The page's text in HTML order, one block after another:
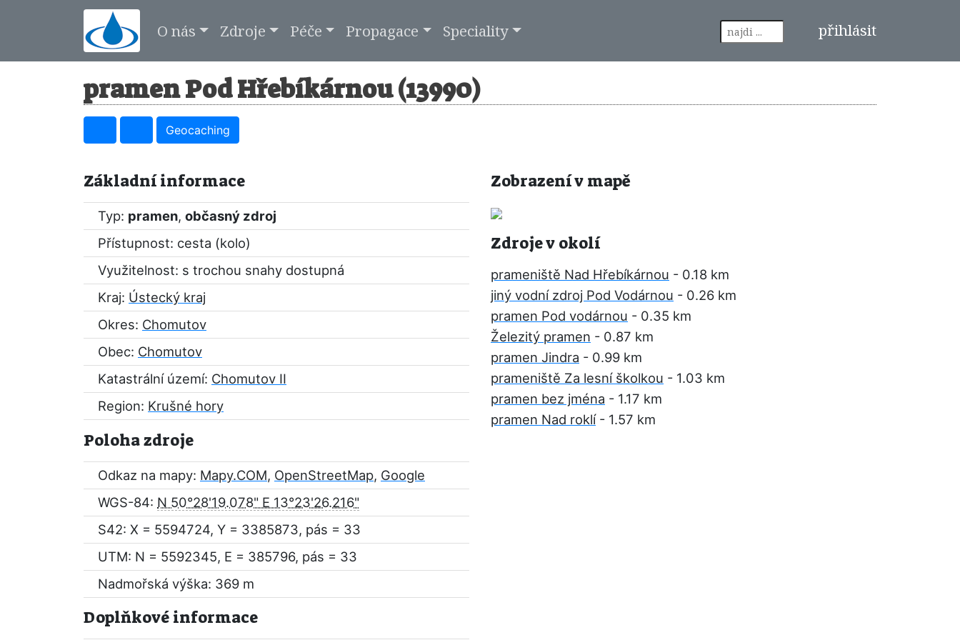
O nás Zdroje Péče Propagace Speciality přihlásit
pramen Pod Hřebíkárnou (13990)
Geocaching
Základní informace
Typ: pramen, občasný zdroj
Přístupnost: cesta (kolo)
Využitelnost: s trochou snahy dostupná
Kraj: Ústecký kraj
Okres: Chomutov
Obec: Chomutov
Katastrální území: Chomutov II
Region: Krušné hory
Poloha zdroje
Odkaz na mapy: Mapy.COM, OpenStreetMap, Google
WGS-84: N 50°28'19.078" E 13°23'26.216"
S42: X = 5594724, Y = 3385873, pás = 33
UTM: N = 5592345, E = 385796, pás = 33
Nadmořská výška: 369 m
Doplňkové informace
Zobrazení v mapě
Zdroje v okolí
prameniště Nad Hřebíkárnou - 0.18 km
jiný vodní zdroj Pod Vodárnou - 0.26 km
pramen Pod vodárnou - 0.35 km
Železitý pramen - 0.87 km
pramen Jindra - 0.99 km
prameniště Za lesní školkou - 1.03 km
pramen bez jména - 1.17 km
pramen Nad roklí- 1.57 km